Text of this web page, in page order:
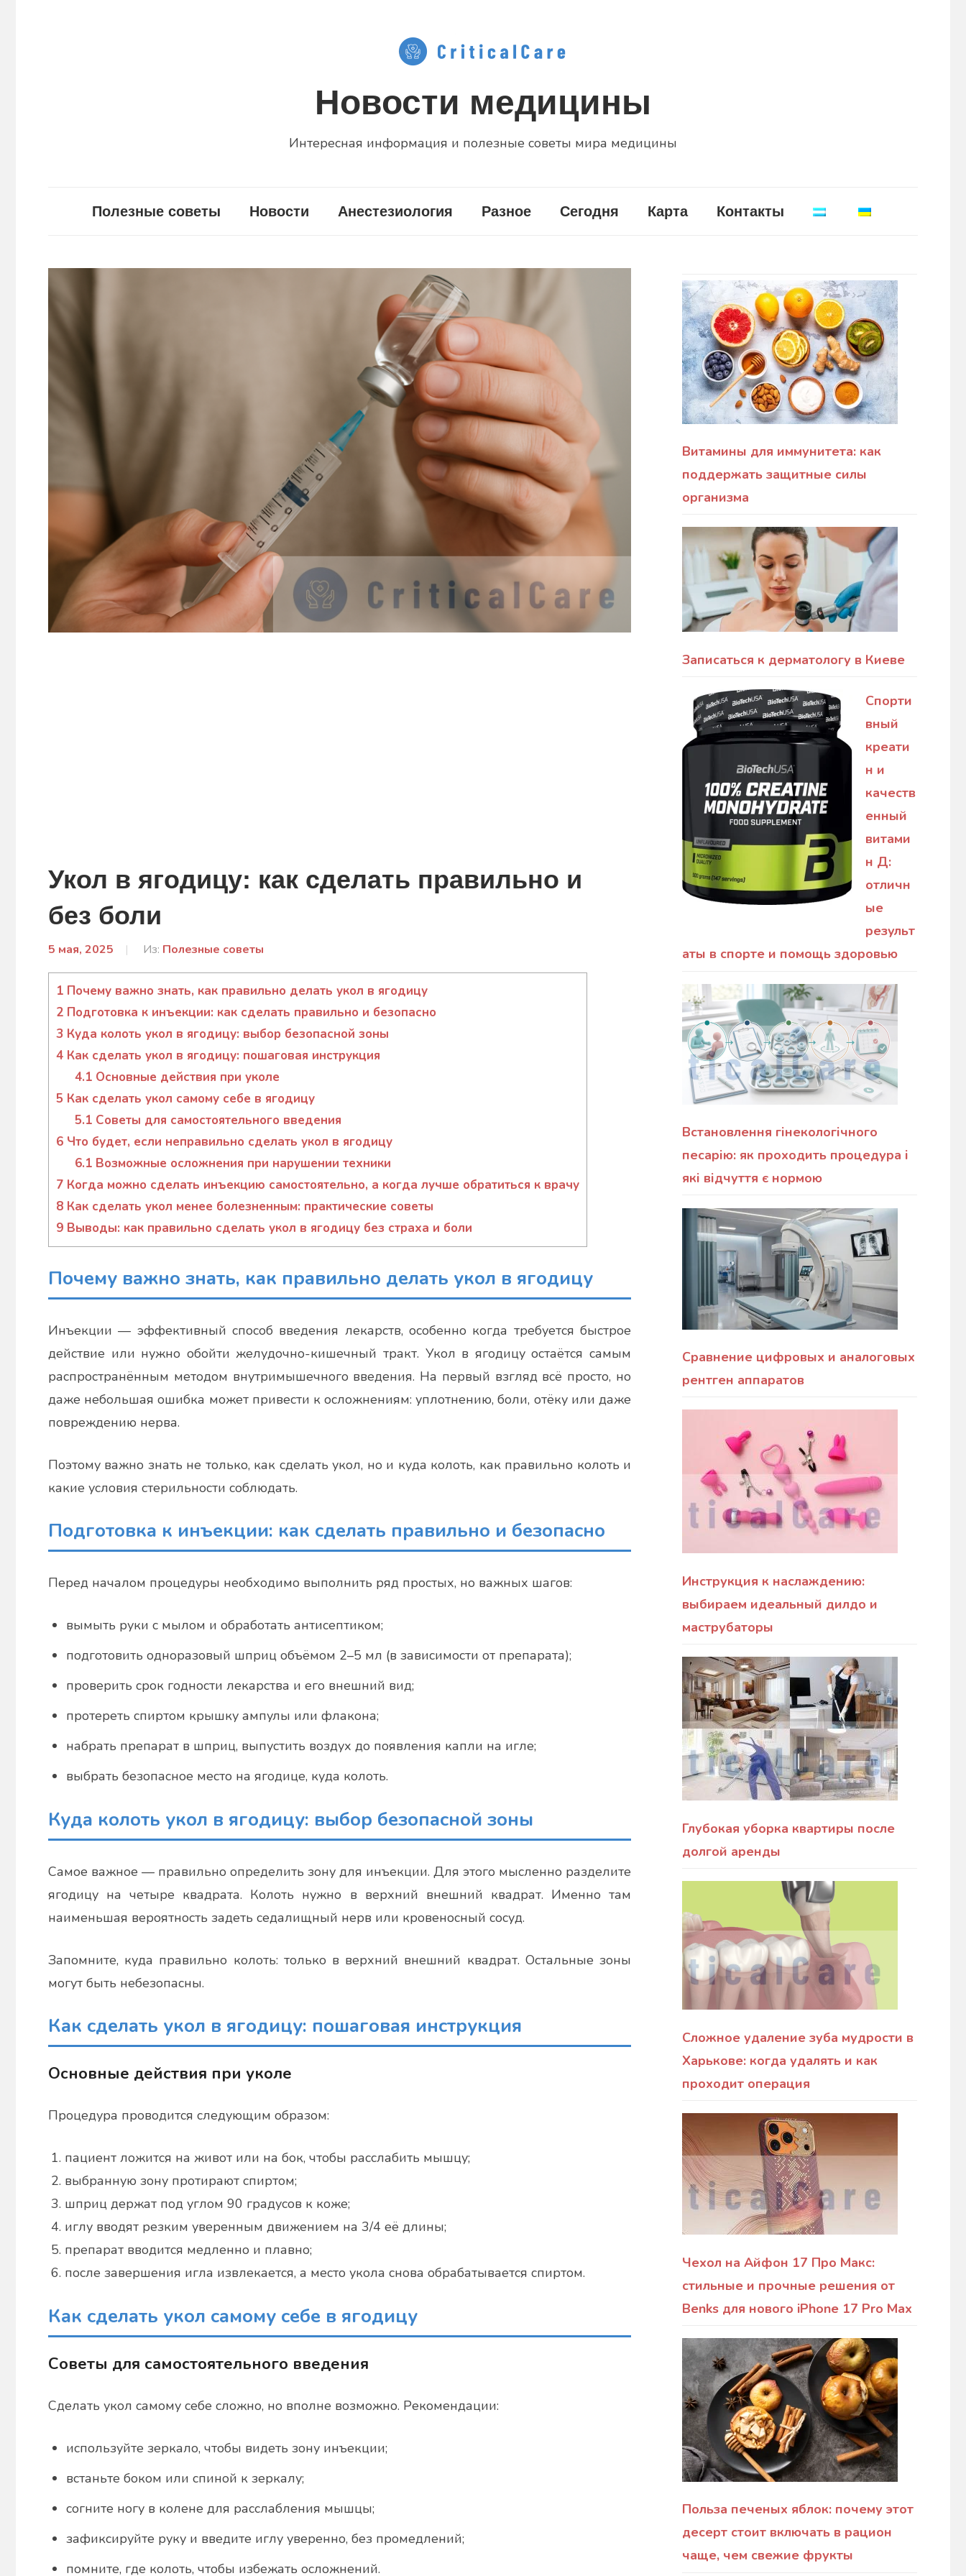
Новости медицины
Интересная информация и полезные советы мира медицины
Полезные советы Новости Анестезиология Разное Сегодня Карта Контакты
Укол в ягодицу: как сделать правильно и
без боли
5 мая, 2025
От:
Гапон
Юлія
Из: Полезные советы
1 Почему важно знать, как правильно делать укол в ягодицу
2 Подготовка к инъекции: как сделать правильно и безопасно
3 Куда колоть укол в ягодицу: выбор безопасной зоны
4 Как сделать укол в ягодицу: пошаговая инструкция
4.1Основные действия при уколе
5 Как сделать укол самому себе в ягодицу
5.1Советы для самостоятельного введения
6 Что будет, если неправильно сделать укол в ягодицу
6.1Возможные осложнения при нарушении техники
7 Когда можно сделать инъекцию самостоятельно, а когда лучше обратиться к врачу
8 Как сделать укол менее болезненным: практические советы
9 Выводы: как правильно сделать укол в ягодицу без страха и боли
Почему важно знать, как правильно делать укол в ягодицу
Инъекции — эффективный способ введения лекарств, особенно когда требуется быстрое
действие или нужно обойти желудочно-кишечный тракт. Укол в ягодицу остаётся самым
распространённым методом внутримышечного введения. На первый взгляд всё просто, но
даже небольшая ошибка может привести к осложнениям: уплотнению, боли, отёку или даже
повреждению нерва.
Поэтому важно знать не только, как сделать укол, но и куда колоть, как правильно колоть и
какие условия стерильности соблюдать.
Подготовка к инъекции: как сделать правильно и безопасно
Перед началом процедуры необходимо выполнить ряд простых, но важных шагов:
вымыть руки с мылом и обработать антисептиком;
подготовить одноразовый шприц объёмом 2–5 мл (в зависимости от препарата);
проверить срок годности лекарства и его внешний вид;
протереть спиртом крышку ампулы или флакона;
набрать препарат в шприц, выпустить воздух до появления капли на игле;
выбрать безопасное место на ягодице, куда колоть.
Куда колоть укол в ягодицу: выбор безопасной зоны
Самое важное — правильно определить зону для инъекции. Для этого мысленно разделите
ягодицу на четыре квадрата. Колоть нужно в верхний внешний квадрат. Именно там
наименьшая вероятность задеть седалищный нерв или кровеносный сосуд.
Запомните, куда правильно колоть: только в верхний внешний квадрат. Остальные зоны
могут быть небезопасны.
Как сделать укол в ягодицу: пошаговая инструкция
Основные действия при уколе
Процедура проводится следующим образом:
пациент ложится на живот или на бок, чтобы расслабить мышцу;
выбранную зону протирают спиртом;
шприц держат под углом 90 градусов к коже;
иглу вводят резким уверенным движением на 3/4 её длины;
препарат вводится медленно и плавно;
после завершения игла извлекается, а место укола снова обрабатывается спиртом.
Как сделать укол самому себе в ягодицу
Советы для самостоятельного введения
Сделать укол самому себе сложно, но вполне возможно. Рекомендации:
используйте зеркало, чтобы видеть зону инъекции;
встаньте боком или спиной к зеркалу;
согните ногу в колене для расслабления мышцы;
зафиксируйте руку и введите иглу уверенно, без промедлений;
помните, где колоть, чтобы избежать осложнений.
Витамины для иммунитета: как
поддержать защитные силы
организма
Записаться к дерматологу в Киеве
Спорти
вный
креати
н и
качеств
енный
витами
н Д:
отличн
ые
результ
аты в спорте и помощь здоровью
Встановлення гінекологічного
песарію: як проходить процедура і
які відчуття є нормою
Сравнение цифровых и аналоговых
рентген аппаратов
Инструкция к наслаждению:
выбираем идеальный дилдо и
маструбаторы
Глубокая уборка квартиры после
долгой аренды
Сложное удаление зуба мудрости в
Харькове: когда удалять и как
проходит операция
Чехол на Айфон 17 Про Макс:
стильные и прочные решения от
Benks для нового iPhone 17 Pro Max
Польза печеных яблок: почему этот
десерт стоит включать в рацион
чаще, чем свежие фрукты